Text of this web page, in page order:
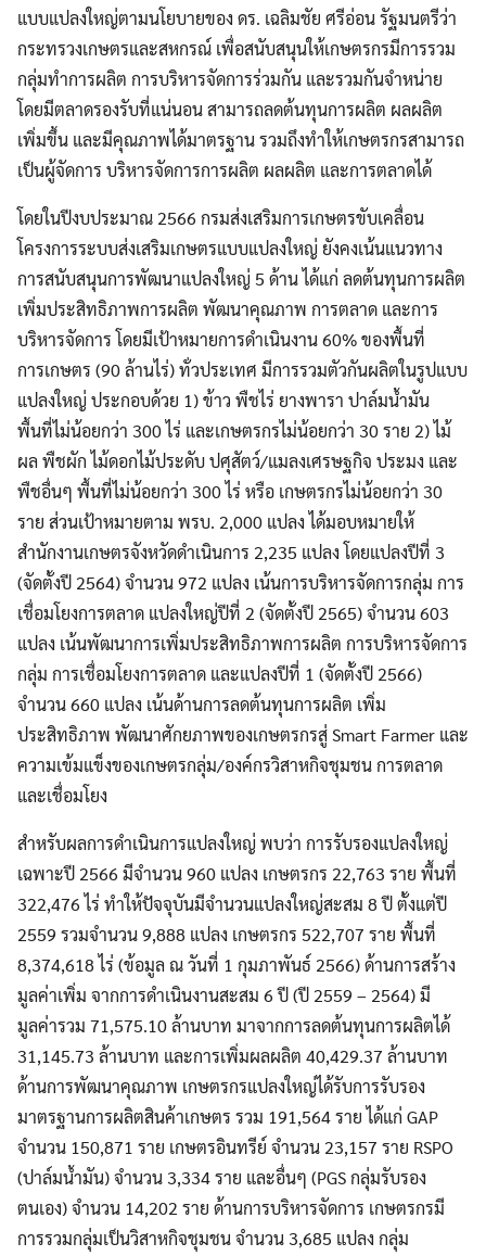
แบบแปลงใหญ่ตามนโยบายของ ดร. เฉลิมชัย ศรีอ่อน รัฐมนตรีว่า
กระทรวงเกษตรและสหกรณ์ เพื่อสนับสนุนให้เกษตรกรมีการรวม
กลุ่มทำการผลิต การบริหารจัดการร่วมกัน และรวมกันจำหน่าย
โดยมีตลาดรองรับที่แน่นอน สามารถลดต้นทุนการผลิต ผลผลิต
เพิ่มขึ้น และมีคุณภาพได้มาตรฐาน รวมถึงทำให้เกษตรกรสามารถ
เป็นผู้จัดการ บริหารจัดการการผลิต ผลผลิต และการตลาดได้
โดยในปีงบประมาณ 2566 กรมส่งเสริมการเกษตรขับเคลื่อน
โครงการระบบส่งเสริมเกษตรแบบแปลงใหญ่ ยังคงเน้นแนวทาง
การสนับสนุนการพัฒนาแปลงใหญ่ 5 ด้าน ได้แก่ ลดต้นทุนการผลิต
เพิ่มประสิทธิภาพการผลิต พัฒนาคุณภาพ การตลาด และการ
บริหารจัดการ โดยมีเป้าหมายการดำเนินงาน 60% ของพื้นที่
การเกษตร (90 ล้านไร่) ทั่วประเทศ มีการรวมตัวกันผลิตในรูปแบบ
แปลงใหญ่ ประกอบด้วย 1) ข้าว พืชไร่ ยางพารา ปาล์มน้ำมัน
พื้นที่ไม่น้อยกว่า 300 ไร่ และเกษตรกรไม่น้อยกว่า 30 ราย 2) ไม้
ผล พืชผัก ไม้ดอกไม้ประดับ ปศุสัตว์/แมลงเศรษฐกิจ ประมง และ
พืชอื่นๆ พื้นที่ไม่น้อยกว่า 300 ไร่ หรือ เกษตรกรไม่น้อยกว่า 30
ราย ส่วนเป้าหมายตาม พรบ. 2,000 แปลง ได้มอบหมายให้
สำนักงานเกษตรจังหวัดดำเนินการ 2,235 แปลง โดยแปลงปีที่ 3
(จัดตั้งปี 2564) จำนวน 972 แปลง เน้นการบริหารจัดการกลุ่ม การ
เชื่อมโยงการตลาด แปลงใหญ่ปีที่ 2 (จัดตั้งปี 2565) จำนวน 603
แปลง เน้นพัฒนาการเพิ่มประสิทธิภาพการผลิต การบริหารจัดการ
กลุ่ม การเชื่อมโยงการตลาด และแปลงปีที่ 1 (จัดตั้งปี 2566)
จำนวน 660 แปลง เน้นด้านการลดต้นทุนการผลิต เพิ่ม
ประสิทธิภาพ พัฒนาศักยภาพของเกษตรกรสู่ Smart Farmer และ
ความเข้มแข็งของเกษตรกลุ่ม/องค์กรวิสาหกิจชุมชน การตลาด
และเชื่อมโยง
สำหรับผลการดำเนินการแปลงใหญ่ พบว่า การรับรองแปลงใหญ่
เฉพาะปี 2566 มีจำนวน 960 แปลง เกษตรกร 22,763 ราย พื้นที่
322,476 ไร่ ทำให้ปัจจุบันมีจำนวนแปลงใหญ่สะสม 8 ปี ตั้งแต่ปี
2559 รวมจำนวน 9,888 แปลง เกษตรกร 522,707 ราย พื้นที่
8,374,618 ไร่ (ข้อมูล ณ วันที่ 1 กุมภาพันธ์ 2566) ด้านการสร้าง
มูลค่าเพิ่ม จากการดำเนินงานสะสม 6 ปี (ปี 2559 – 2564) มี
มูลค่ารวม 71,575.10 ล้านบาท มาจากการลดต้นทุนการผลิตได้
31,145.73 ล้านบาท และการเพิ่มผลผลิต 40,429.37 ล้านบาท
ด้านการพัฒนาคุณภาพ เกษตรกรแปลงใหญ่ได้รับการรับรอง
มาตรฐานการผลิตสินค้าเกษตร รวม 191,564 ราย ได้แก่ GAP
จำนวน 150,871 ราย เกษตรอินทรีย์ จำนวน 23,157 ราย RSPO
(ปาล์มน้ำมัน) จำนวน 3,334 ราย และอื่นๆ (PGS กลุ่มรับรอง
ตนเอง) จำนวน 14,202 ราย ด้านการบริหารจัดการ เกษตรกรมี
การรวมกลุ่มเป็นวิสาหกิจชุมชน จำนวน 3,685 แปลง กลุ่ม